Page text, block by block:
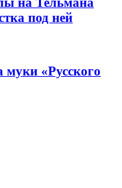
под ней
муки «Русского